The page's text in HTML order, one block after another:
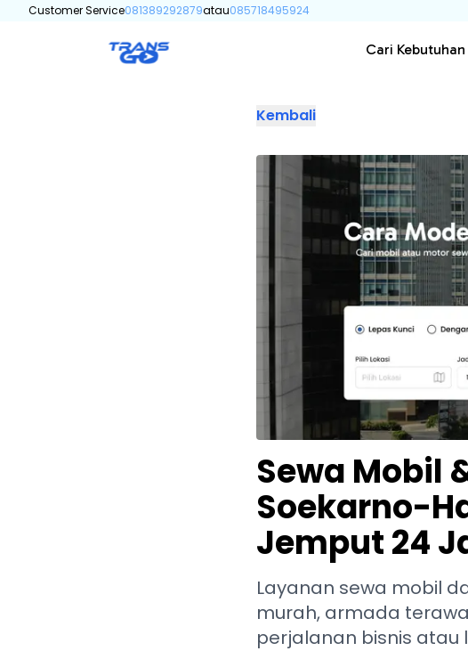
Customer Service081389292879atau085718495924
Cari Kebutuhan
Kembali
Sewa Mobil
Soekarno-
Jemput 24
Layanan sewa mobil
murah, armada
perjalanan bisnis atau